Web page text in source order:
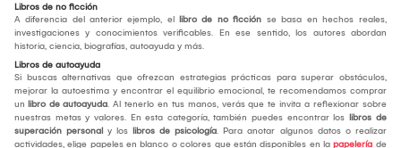
Libros de no ficción
A diferencia del anterior ejemplo, el libro de no ficción se basa en hechos reales,
investigaciones y conocimientos verificables. En ese sentido, los autores abordan
historia, ciencia, biografías, autoayuda y más.
Libros de autoayuda
Si buscas alternativas que ofrezcan estrategias prácticas para superar obstáculos,
mejorar la autoestima y encontrar el equilibrio emocional, te recomendamos comprar
un libro de autoayuda. Al tenerlo en tus manos, verás que te invita a reflexionar sobre
nuestras metas y valores. En esta categoría, también puedes encontrar los libros de
superación personal y los libros de psicología. Para anotar algunos datos o realizar
actividades, elige papeles en blanco o colores que están disponibles en la papelería de